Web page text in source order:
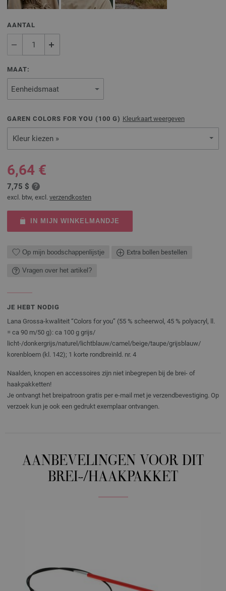
AANTAL
MAAT:
GAREN COLORS FOR YOU ( 100 G) Kleurkaart weergeven
Kleur kiezen »
6,64 €
7,75 $
excl. btw, excl. verzendkosten
IN MIJN WINKELMANDJE
Op mijn boodschappenlijstje Extra bollen bestellen
Vragen over het artikel?
JE HEBT NODIG
Lana Grossa-kwaliteit “Colors for you” (55 % scheerwol, 45 % polyacryl, ll.
= ca 90 m/50 g): ca 100 g grijs/
licht-/donkergrijs/naturel/lichtblauw/camel/beige/taupe/grijsblauw/
korenbloem (kl. 142); 1 korte rondbreinld. nr. 4
Naalden, knopen en accessoires zijn niet inbegrepen bij de brei- of
haakpakketten!
Je ontvangt het breipatroon gratis per e-mail met je verzendbevestiging. Op
verzoek kun je ook een gedrukt exemplaar ontvangen.
AANBEVELINGEN VOOR DIT
BREI-/HAAKPAKKET